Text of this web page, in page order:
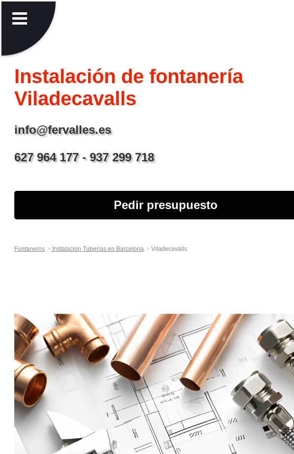
Instalación de fontanerí­a
Viladecavalls
info@fervalles.es
627 964 177 - 937 299 718
Pedir presupuesto
Fontaneros Instalacion Tuberias en Barcelona Viladecavalls